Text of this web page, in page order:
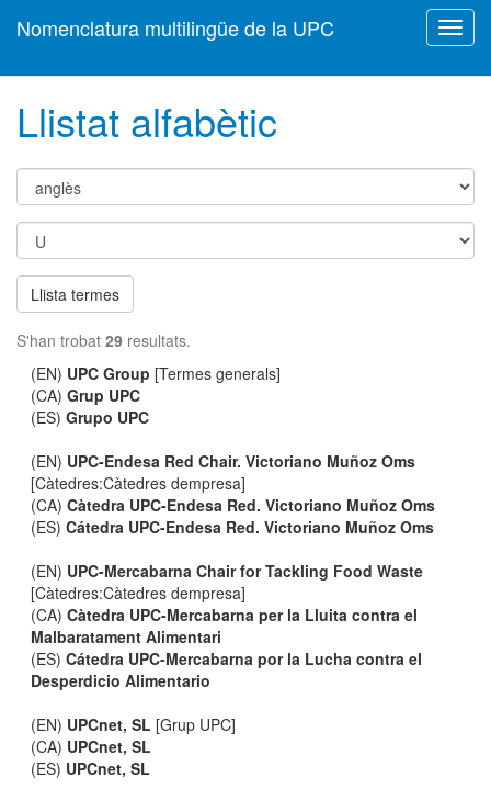
Nomenclatura multilingüe de la UPC
Llistat alfabètic
Llista termes
S'han trobat 29 resultats.
(EN) UPC Group [Termes generals]
(CA)Grup UPC
(ES)Grupo UPC
(EN) UPC-Endesa Red Chair. Victoriano Muñoz Oms
[Càtedres:Càtedres dempresa]
(CA)Càtedra UPC-Endesa Red. Victoriano Muñoz Oms
(ES)Cátedra UPC-Endesa Red. Victoriano Muñoz Oms
(EN) UPC-Mercabarna Chair for Tackling Food Waste
[Càtedres:Càtedres dempresa]
(CA)Càtedra UPC-Mercabarna per la Lluita contra el
Malbaratament Alimentari
(ES)Cátedra UPC-Mercabarna por la Lucha contra el
Desperdicio Alimentario
(EN) UPCnet, SL [Grup UPC]
(CA) UPCnet, SL
(ES) UPCnet, SL